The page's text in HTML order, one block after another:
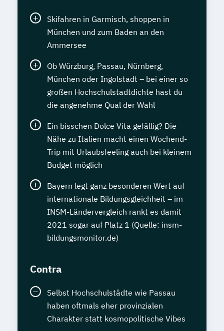
Skifahren in Garmisch, shoppen in
München und zum Baden an den
Ammersee
Ob Würzburg, Passau, Nürnberg,
München oder Ingolstadt – bei einer so
großen Hochschulstadtdichte hast du
die angenehme Qual der Wahl
Ein bisschen Dolce Vita gefällig? Die
Nähe zu Italien macht einen Wochend-
Trip mit Urlaubsfeeling auch bei kleinem
Budget möglich
Bayern legt ganz besonderen Wert auf
internationale Bildungsgleichheit – im
INSM-Ländervergleich rankt es damit
2021 sogar auf Platz 1 (Quelle: insm-
bildungsmonitor.de)
Contra
Selbst Hochschulstädte wie Passau
haben oftmals eher provinzialen
Charakter statt kosmopolitische Vibes